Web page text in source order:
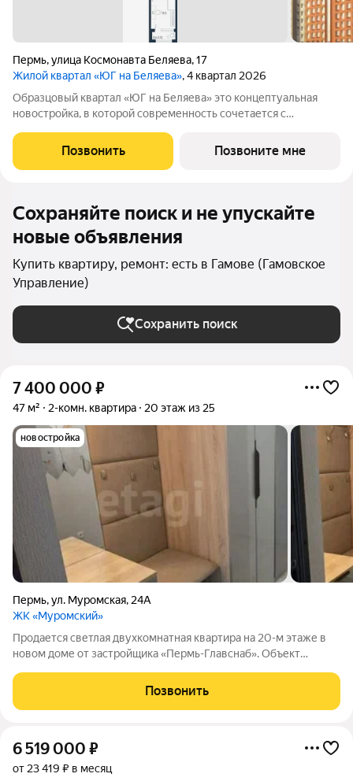
Пермь,улица Космонавта Беляева,17
Жилой квартал «ЮГ на Беляева», 4 квартал 2026
Образцовый квартал «ЮГ на Беляева» это концептуальная
новостройка, в которой современность сочетается с
комфортной жизни. Современная архитектура,
Двухуровневый двор на стилобате, Образцовое
Позвонить Позвоните мне
Сохраняйте поиск и не упускайте
новые объявления
Купить квартиру, ремонт: есть в Гамове (Гамовское
Управление)
Сохранить поиск
7 400 000 ₽
47 м² 2-комн. квартира 20 этаж из 25
новостройка
Пермь,ул. Муромская, 24А
ЖК «Муромский»
Продается светлая двухкомнатная квартира на 20-м этаже в
новом доме от застройщика «Пермь-Главснаб». Объект
отличную инсоляцию, а из окон открывается панорамный вид.
Планировка функциональна: квартира
Позвонить
6 519 000 ₽
от 23 419 ₽ в месяц